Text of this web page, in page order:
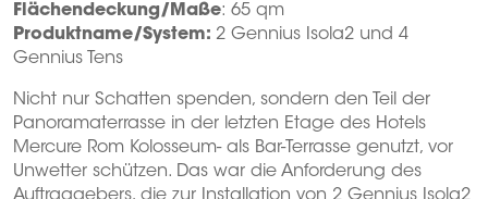
Flächendeckung/Maße: 65 qm
Produktname/System: 2 Gennius Isola2 und 4
Gennius Tens
Nicht nur Schatten spenden, sondern den Teil der
Panoramaterrasse in der letzten Etage des Hotels
Mercure Rom Kolosseum- als Bar-Terrasse genutzt, vor
Unwetter schützen. Das war die Anforderung des
Auftraggebers, die zur Installation von 2 Gennius Isola2